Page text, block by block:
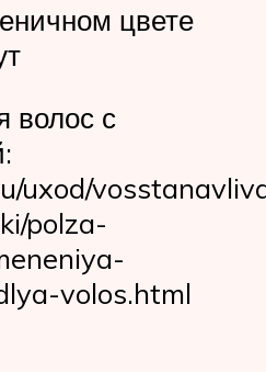
цвете
волос с
uxod/
polza-
volos.html